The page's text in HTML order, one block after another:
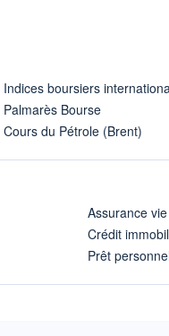
Indices boursiers
Palmarès Bourse
Cours du Pétrole (Brent)
Assurance vie
Crédit
Prêt